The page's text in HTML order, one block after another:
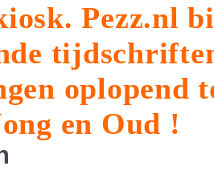
Pezz.nl
oplopend
en Oud !